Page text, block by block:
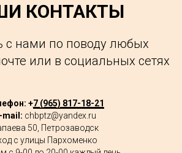
КОНТАКТЫ
с нами по поводу любых
или в социальных сетях
+7 (965) 817-18-21
mail: chbptz@yandex.ru
50, Петрозаводск
с улицы Пархоменко